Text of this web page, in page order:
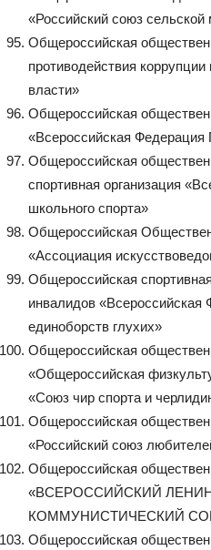
«Российский союз
Общероссийская
противодействия коррупции
власти»
Общероссийская
«Всероссийская Федерация
Общероссийская
спортивная организация
школьного спорта»
Общероссийская
«Ассоциация
Общероссийская
инвалидов «Всероссийская
единоборств глухих»
Общероссийская
«Общероссийская
«Союз чир спорта и
Общероссийская
«Российский союз
Общероссийская
«ВСЕРОССИЙСКИЙ
КОММУНИСТИЧЕСКИЙ
Общероссийская